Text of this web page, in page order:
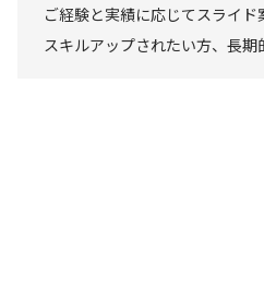
ご経験と実績に応じてスライ
スキルアップされたい方、長